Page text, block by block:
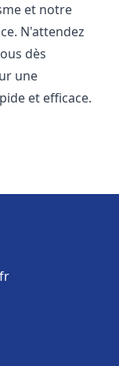
et notre
N'attendez
dès
une
et efficace.